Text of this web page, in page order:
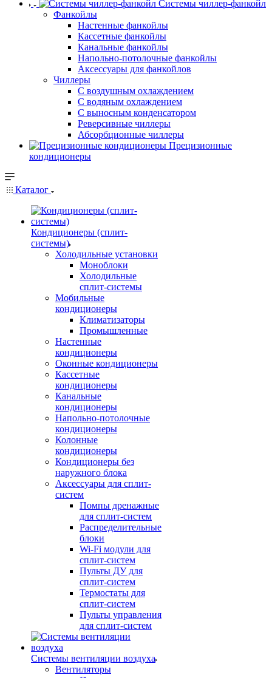
Системы чиллер-фанкойл
Фанкойлы
Настенные фанкойлы
Кассетные фанкойлы
Канальные фанкойлы
Напольно-потолочные фанкойлы
Аксессуары для фанкойлов
Чиллеры
С воздушным охлаждением
С водяным охлаждением
С выносным конденсатором
Реверсивные чиллеры
Абсорбционные чиллеры
Прецизионные
кондиционеры
Каталог
Кондиционеры (сплит-
системы)
Холодильные установки
Моноблоки
Холодильные
сплит-системы
Мобильные
кондиционеры
Климатизаторы
Промышленные
Настенные
кондиционеры
Оконные кондиционеры
Кассетные
кондиционеры
Канальные
кондиционеры
Напольно-потолочные
кондиционеры
Колонные
кондиционеры
Кондиционеры без
наружного блока
Аксессуары для сплит-
систем
Помпы дренажные
для сплит-систем
Распределительные
блоки
Wi-Fi модули для
сплит-систем
Пульты ДУ для
сплит-систем
Термостаты для
сплит-систем
Пульты управления
для сплит-систем
Системы вентиляции воздуха
Вентиляторы